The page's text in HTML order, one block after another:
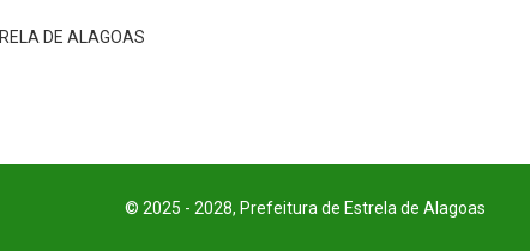
DE ALAGOAS
© 2025 - 2028, Prefeitura de Estrela de Alagoas